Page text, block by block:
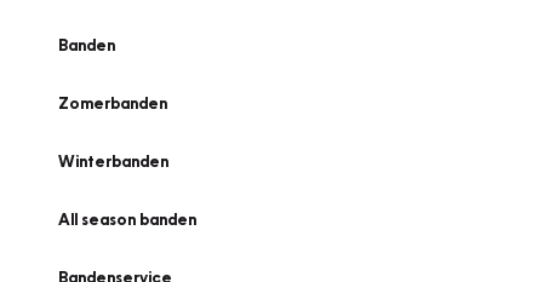
Banden
Zomerbanden
Winterbanden
All season banden
Bandenservice